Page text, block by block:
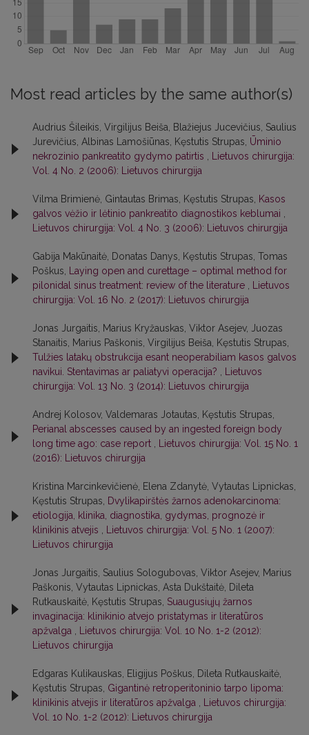
Most read articles by the same author(s)
Audrius Šileikis, Virgilijus Beiša, Blažiejus Jucevičius, Saulius
Jurevičius, Albinas Lamošiūnas, Kęstutis Strupas, Ūminio
nekrozinio pankreatito gydymo patirtis
Lietuvos chirurgija:
Vol. 4 No. 2 (2006): Lietuvos chirurgija
Vilma Brimienė, Gintautas Brimas, Kęstutis Strupas,
Kasos
galvos vėžio ir lėtinio pankreatito diagnostikos keblumai
Lietuvos chirurgija: Vol. 4 No. 3 (2006): Lietuvos chirurgija
Gabija Makūnaitė, Donatas Danys, Kęstutis Strupas, Tomas
Poškus,
Laying open and curettage – optimal method for
pilonidal sinus treatment: review of the literature
Lietuvos
chirurgija: Vol. 16 No. 2 (2017): Lietuvos chirurgija
Jonas Jurgaitis, Marius Kryžauskas, Viktor Asejev, Juozas
Stanaitis, Marius Paškonis, Virgilijus Beiša, Kęstutis Strupas,
Tulžies latakų obstrukcija esant neoperabiliam kasos galvos
navikui. Stentavimas ar paliatyvi operacija?
Lietuvos
chirurgija: Vol. 13 No. 3 (2014): Lietuvos chirurgija
Andrej Kolosov, Valdemaras Jotautas, Kęstutis Strupas,
Perianal abscesses caused by an ingested foreign body
long time ago: case report
Lietuvos chirurgija: Vol. 15 No. 1
(2016): Lietuvos chirurgija
Kristina Marcinkevičienė, Elena Zdanytė, Vytautas Lipnickas,
Kęstutis Strupas,
Dvylikapirštės žarnos adenokarcinoma:
etiologija, klinika, diagnostika, gydymas, prognozė ir
klinikinis atvejis
Lietuvos chirurgija: Vol. 5 No. 1 (2007):
Lietuvos chirurgija
Jonas Jurgaitis, Saulius Sologubovas, Viktor Asejev, Marius
Paškonis, Vytautas Lipnickas, Asta Dukštaitė, Dileta
Rutkauskaitė, Kęstutis Strupas, Suaugusiųjų žarnos
invaginacija: klinikinio atvejo pristatymas ir literatūros
apžvalga
Lietuvos chirurgija: Vol. 10 No. 1-2 (2012):
Lietuvos chirurgija
Edgaras Kulikauskas, Eligijus Poškus, Dileta Rutkauskaitė,
Kęstutis Strupas, Gigantinė retroperitoninio tarpo lipoma:
klinikinis atvejis ir literatūros apžvalga
Lietuvos chirurgija:
Vol. 10 No. 1-2 (2012): Lietuvos chirurgija